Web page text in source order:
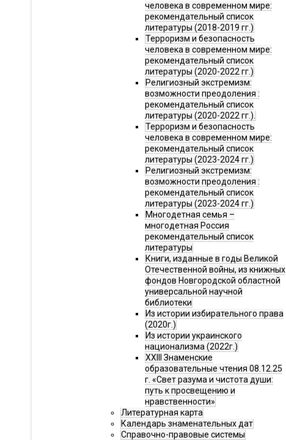
человека в современном мире:
рекомендательный список
литературы (2018-2019 гг.)
Терроризм и безопасность
человека в современном мире:
рекомендательный список
литературы (2020-2022 гг.)
Религиозный экстремизм:
возможности преодоления :
рекомендательный список
литературы (2020-2022 гг.).
Терроризм и безопасность
человека в современном мире:
рекомендательный список
литературы (2023-2024 гг.)
Религиозный экстремизм:
возможности преодоления :
рекомендательный список
литературы (2023-2024 гг.)
Многодетная семья –
многодетная Россия
рекомендательный список
литературы
Книги, изданные в годы Великой
Отечественной войны, из книжных
фондов Новгородской областной
универсальной научной
библиотеки
Из истории избирательного права
(2020г.)
Из истории украинского
национализма (2022г.)
XXIII Знаменские
образовательные чтения 08.12.25
г. «Свет разума и чистота души:
путь к просвещению и
нравственности»
Литературная карта
Календарь знаменательных дат
Справочно-правовые системы